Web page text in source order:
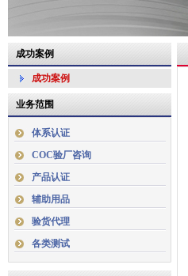
成功案例
成功案例
业务范围
体系认证
COC验厂咨询
产品认证
辅助用品
验货代理
各类测试